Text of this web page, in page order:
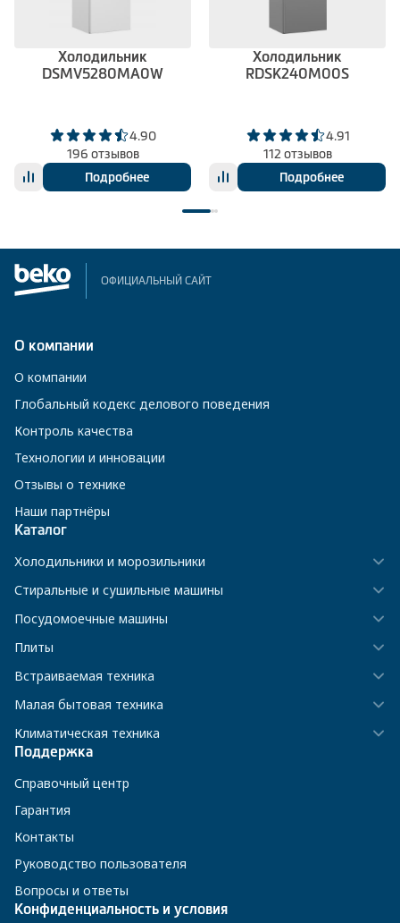
Холодильник
DSMV5280MA0W
4.90
196 отзывов
Подробнее
Холодильник
RDSK240M00S
4.91
112 отзывов
Подробнее
ОФИЦИАЛЬНЫЙ САЙТ
О компании
О компании
Глобальный кодекс делового поведения
Контроль качества
Технологии и инновации
Отзывы о технике
Наши партнёры
Каталог
Холодильники и морозильники
Стиральные и сушильные машины
Посудомоечные машины
Плиты
Встраиваемая техника
Малая бытовая техника
Климатическая техника
Поддержка
Справочный центр
Гарантия
Контакты
Руководство пользователя
Вопросы и ответы
Конфиденциальность и условия